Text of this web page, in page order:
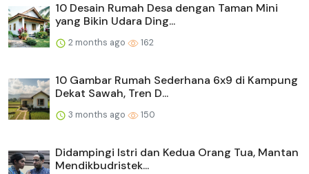
10 Desain Rumah Desa dengan Taman Mini
yang Bikin Udara Ding...
2 months ago 162
10 Gambar Rumah Sederhana 6x9 di Kampung
Dekat Sawah, Tren D...
3 months ago 150
Didampingi Istri dan Kedua Orang Tua, Mantan
Mendikbudristek...